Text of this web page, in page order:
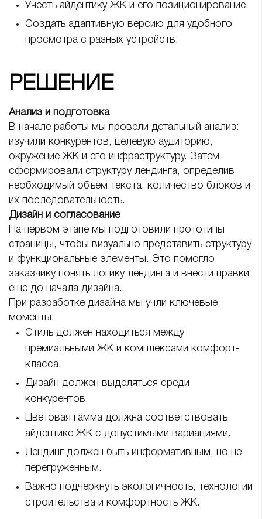
Учесть айдентику ЖК и его позиционирование.
Создать адаптивную версию для удобного
просмотра с разных устройств.
РЕШЕНИЕ
Анализ и подготовка
В начале работы мы провели детальный анализ:
изучили конкурентов, целевую аудиторию,
окружение ЖК и его инфраструктуру. Затем
сформировали структуру лендинга, определив
необходимый объем текста, количество блоков и
их последовательность.
Дизайн и согласование
На первом этапе мы подготовили прототипы
страницы, чтобы визуально представить структуру
и функциональные элементы. Это помогло
заказчику понять логику лендинга и внести правки
еще до начала дизайна.
При разработке дизайна мы учли ключевые
моменты:
Стиль должен находиться между
премиальными ЖК и комплексами комфорт-
класса.
Дизайн должен выделяться среди
конкурентов.
Цветовая гамма должна соответствовать
айдентике ЖК с допустимыми вариациями.
Лендинг должен быть информативным, но не
перегруженным.
Важно подчеркнуть экологичность, технологии
строительства и комфортность ЖК.